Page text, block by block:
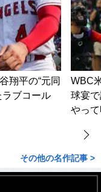
翔平の“元同
ラブコール
WBC
球宴
やっ
その他の名作記事 >